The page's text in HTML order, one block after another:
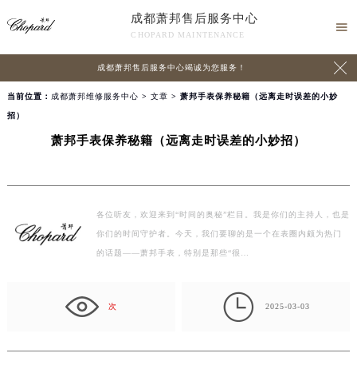
成都萧邦售后服务中心
CHOPARD MAINTENANCE

成都萧邦售后服务中心竭诚为您服务！ 
当前位置： 成都萧邦维修服务中心 > 文章 > 萧邦手表保养秘籍（远离走时误差的小妙
招）
萧邦手表保养秘籍（远离走时误差的小妙招）
各位听友，欢迎来到“时间的奥秘”栏目。我是你们的主持人，也是
你们的时间守护者。今天，我们要聊的是一个在表圈内颇为热门
的话题——萧邦手表，特别是那些“很…
次  2025-03-03